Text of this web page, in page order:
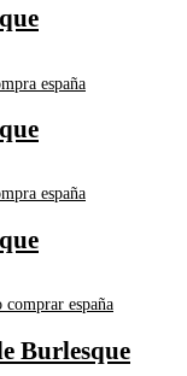
Burlesque